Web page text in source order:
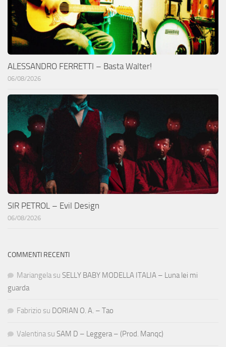
ALESSANDRO FERRETTI – Basta Walter!
06/08/2026
SIR PETROL – Evil Design
06/08/2026
COMMENTI RECENTI
Mariangela su SELLY BABY MODELLA ITALIA – Luna lei mi
guarda
Fabrizio su DORIAN O. A. – Tao
Valentina su SAM D – Leggera – (Prod. Manqc)